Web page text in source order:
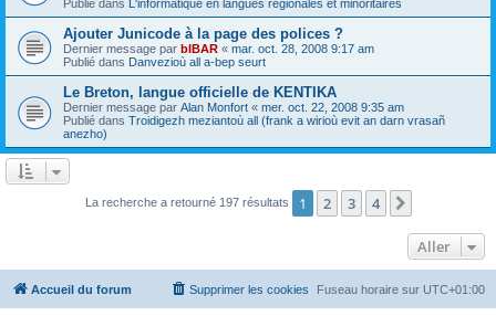
Publié dans L'informatique en langues régionales et minoritaires
Ajouter Junicode à la page des polices ?
Dernier message par bIBAR « mar. oct. 28, 2008 9:17 am
Publié dans Danvezioù all a-bep seurt
Le Breton, langue officielle de KENTIKA
Dernier message par Alan Monfort « mer. oct. 22, 2008 9:35 am
Publié dans Troidigezh meziantoù all (frank a wirioù evit an darn vrasañ
anezho)
La recherche a retourné 197 résultats 1 2 3 4
Aller
Accueil du forum Fuseau horaire sur UTC+01:00
Supprimer les cookies